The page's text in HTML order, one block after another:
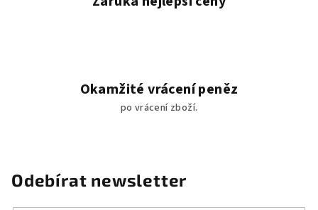
Okamžité vrácení peněz
po vrácení zboží.
Odebírat newsletter